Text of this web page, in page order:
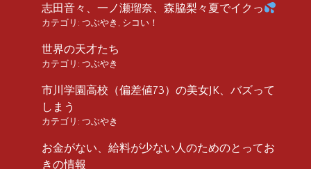
志田音々、一ノ瀬瑠奈、森脇梨々夏でイクっ
カテゴリ: つぶやき , シコい！
世界の天才たち
カテゴリ: つぶやき
市川学園高校（偏差値73）の美女JK、バズって
しまう
カテゴリ: つぶやき
お金がない、給料が少ない人のためのとってお
きの情報